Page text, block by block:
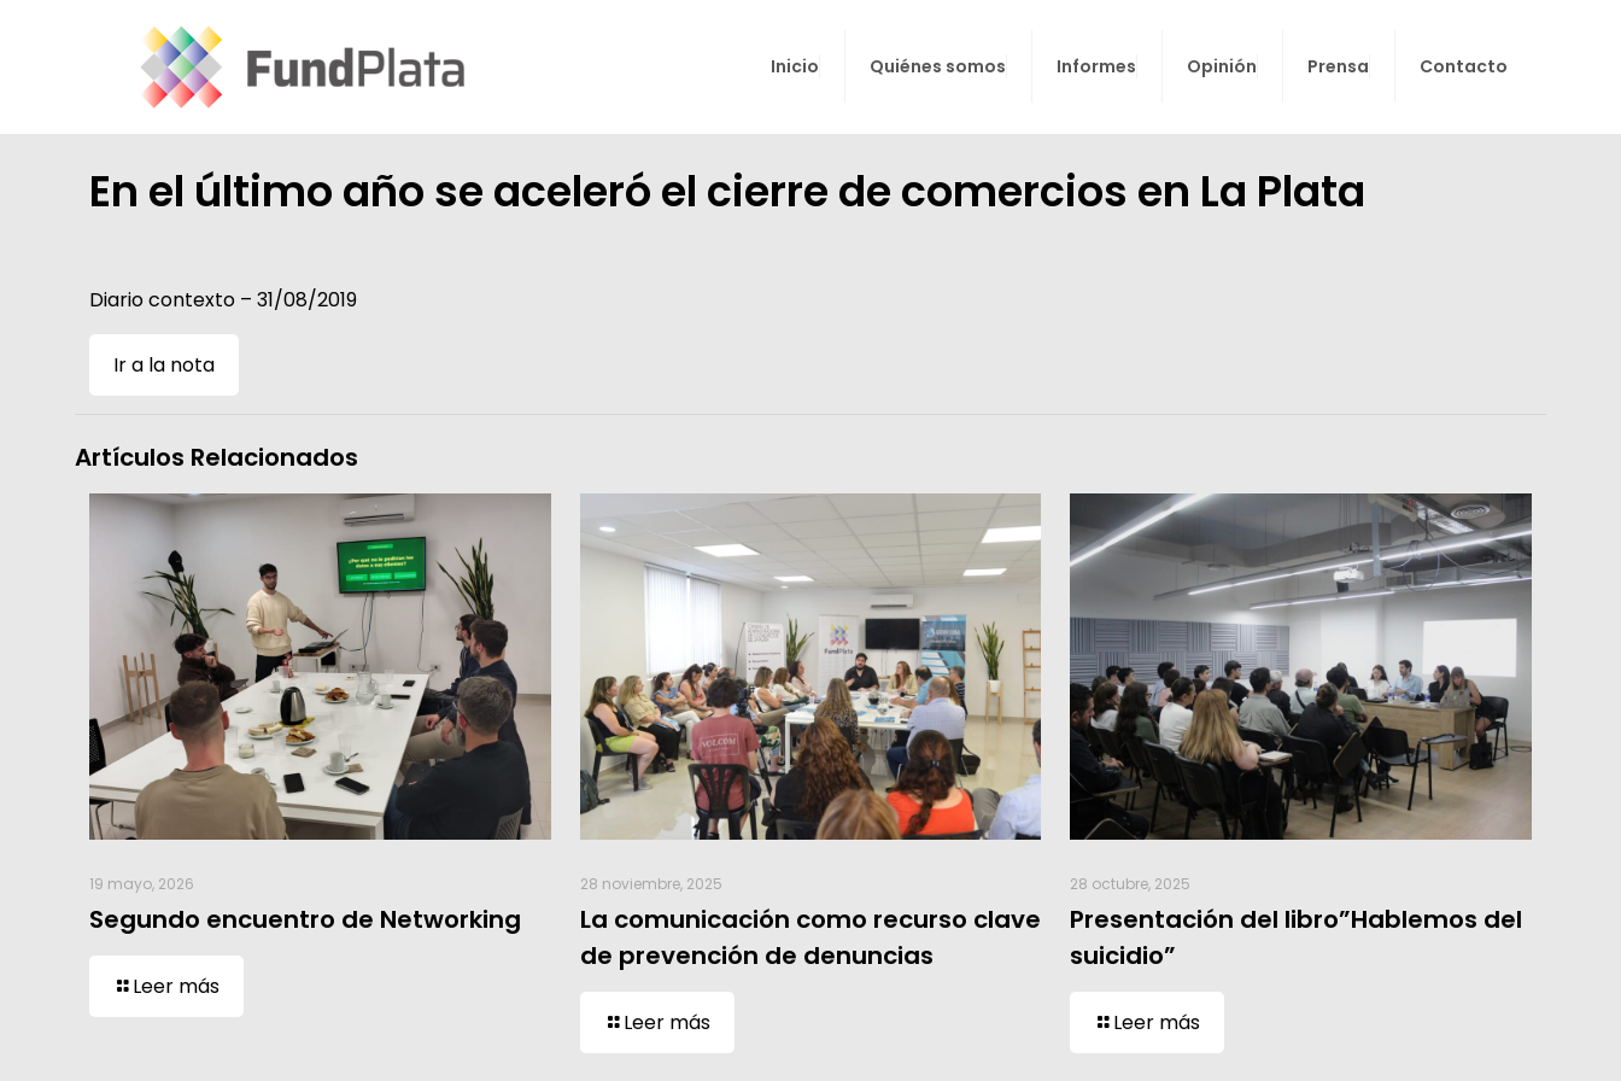
Inicio Quiénes somos Informes Opinión Prensa Contacto
En el último año se aceleró el cierre de comercios en La Plata
Diario contexto – 31/08/2019
Ir a la nota
Artículos Relacionados
19 mayo, 2026
Segundo encuentro de Networking
Leer más
28 noviembre, 2025
La comunicación como recurso clave
de prevención de denuncias
Leer más
28 octubre, 2025
Presentación del libro”Hablemos del
suicidio”
Leer más